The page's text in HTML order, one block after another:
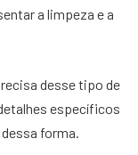
a limpeza e a
desse tipo de
específicos
forma.